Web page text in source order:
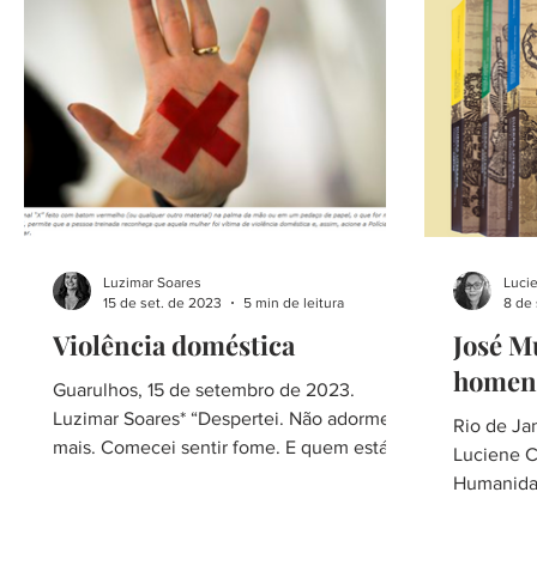
Violência doméstica
Guarulhos, 15 de setembro de 2023.
Luzimar Soares* “Despertei. Não adormeci
mais. Comecei sentir fome. E quem está
Luzimar Soares
15 de set. de 2023
5 min de leitura
José
Rio de
Luciene
8 de